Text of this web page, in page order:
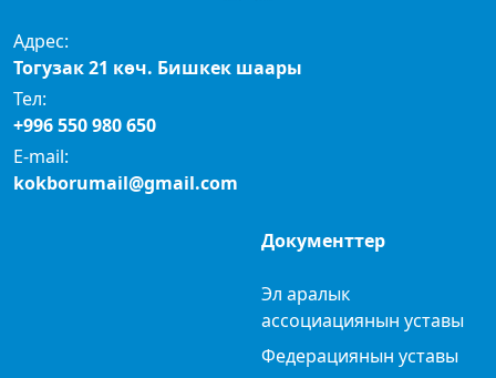
Адрес:
Тогузак 21 көч. Бишкек шаары
Тел:
+996 550 980 650
E-mail:
kokborumail@gmail.com
Документтер
Эл аралык
ассоциациянын уставы
Федерациянын уставы